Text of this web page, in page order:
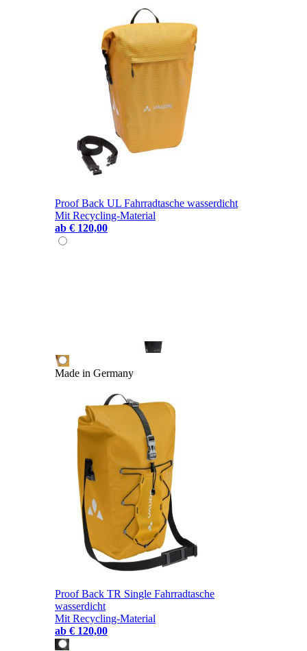
Proof Back UL Fahrradtasche wasserdicht
Mit Recycling-Material
ab € 120,00
Made in Germany
Proof Back TR Single Fahrradtasche
wasserdicht
Mit Recycling-Material
ab € 120,00